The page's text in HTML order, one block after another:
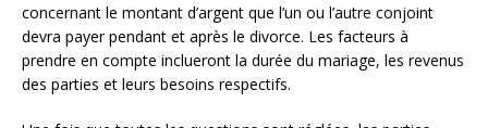
concernant le montant d’argent que l’un ou l’autre conjoint
devra payer pendant et après le divorce. Les facteurs à
prendre en compte inclueront la durée du mariage, les revenus
des parties et leurs besoins respectifs.